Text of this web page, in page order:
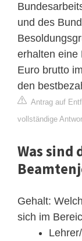
und des
erhalten eine
Euro brutto
den
Antrag auf
vollständige
Was sind
Gehalt:
sich im